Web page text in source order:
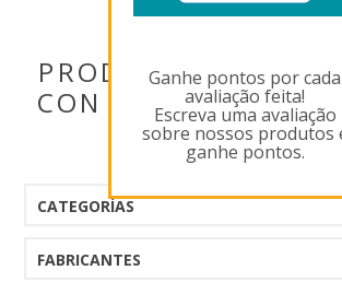
PRODUCTOS
CON '
CATEGORÍAS
FABRICANTES
Ganhe pontos por cada
avaliação feita!
Escreva uma avaliação
sobre nossos produtos
ganhe pontos.